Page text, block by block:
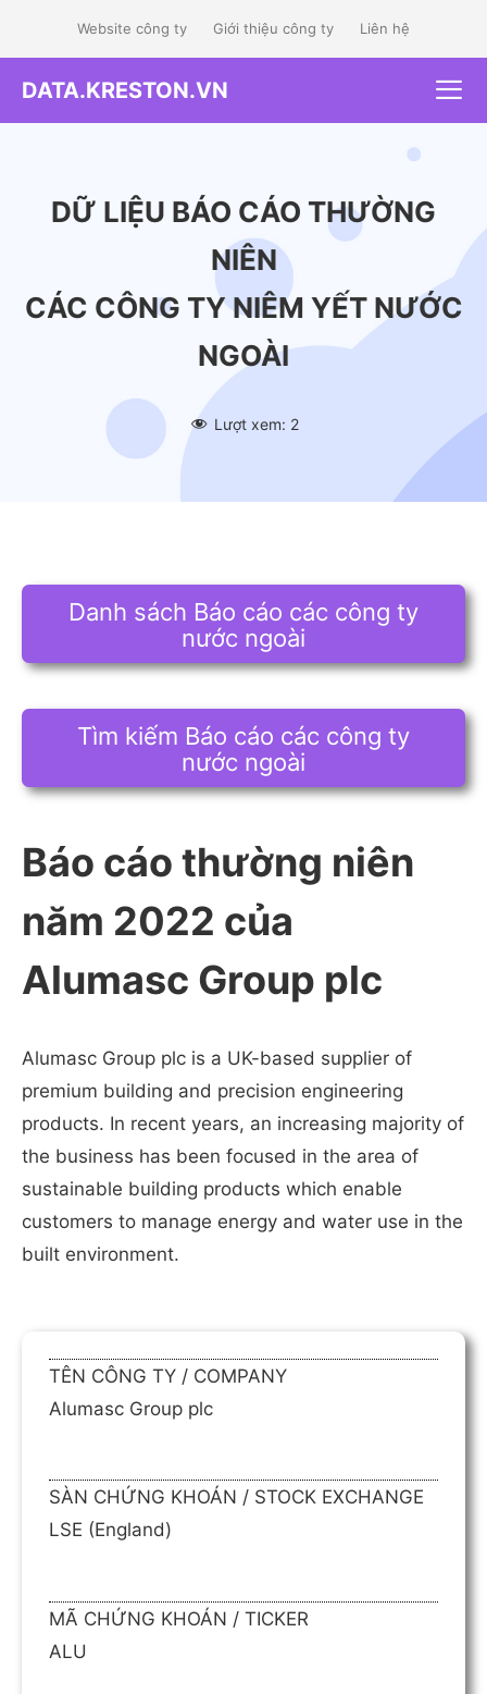
content
Website công ty Giới thiệu công ty Liên hệ
DATA.KRESTON.VN
DỮ LIỆU BÁO CÁO THƯỜNG
NIÊN
CÁC CÔNG TY NIÊM YẾT NƯỚC
NGOÀI
Lượt xem: 2
Danh sách Báo cáo các công ty
nước ngoài
Tìm kiếm Báo cáo các công ty
nước ngoài
Báo cáo thường niên
năm 2022 của
Alumasc Group plc
Alumasc Group plc is a UK-based supplier of
premium building and precision engineering
products. In recent years, an increasing majority of
the business has been focused in the area of
sustainable building products which enable
customers to manage energy and water use in the
built environment.
TÊN CÔNG TY / COMPANY
Alumasc Group plc
SÀN CHỨNG KHOÁN / STOCK EXCHANGE
LSE (England)
MÃ CHỨNG KHOÁN / TICKER
ALU